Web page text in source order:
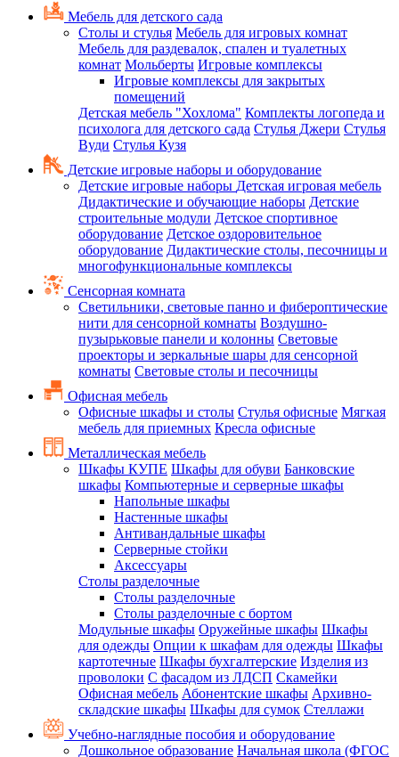
Мебель для детского сада
Столы и стулья Мебель для игровых комнат
Мебель для раздевалок, спален и туалетных
комнат Мольберты Игровые комплексы
Игровые комплексы для закрытых
помещений
Детская мебель "Хохлома" Комплекты логопеда и
психолога для детского сада Стулья Джери Стулья
Вуди Стулья Кузя
Детские игровые наборы и оборудование
Детские игровые наборы Детская игровая мебель
Дидактические и обучающие наборы Детские
строительные модули Детское спортивное
оборудование Детское оздоровительное
оборудование Дидактические столы, песочницы и
многофункциональные комплексы
Сенсорная комната
Светильники, световые панно и фибероптические
нити для сенсорной комнаты Воздушно-
пузырьковые панели и колонны Световые
проекторы и зеркальные шары для сенсорной
комнаты Световые столы и песочницы
Офисная мебель
Офисные шкафы и столы Стулья офисные Мягкая
мебель для приемных Кресла офисные
Металлическая мебель
Шкафы КУПЕ Шкафы для обуви Банковские
шкафы Компьютерные и серверные шкафы
Напольные шкафы
Настенные шкафы
Антивандальные шкафы
Серверные стойки
Аксессуары
Столы разделочные
Столы разделочные
Столы разделочные с бортом
Модульные шкафы Оружейные шкафы Шкафы
для одежды Опции к шкафам для одежды Шкафы
картотечные Шкафы бухгалтерские Изделия из
проволоки С фасадом из ЛДСП Скамейки
Офисная мебель Абонентские шкафы Архивно-
складские шкафы Шкафы для сумок Стеллажи
Учебно-наглядные пособия и оборудование
Дошкольное образование Начальная школа (ФГОС